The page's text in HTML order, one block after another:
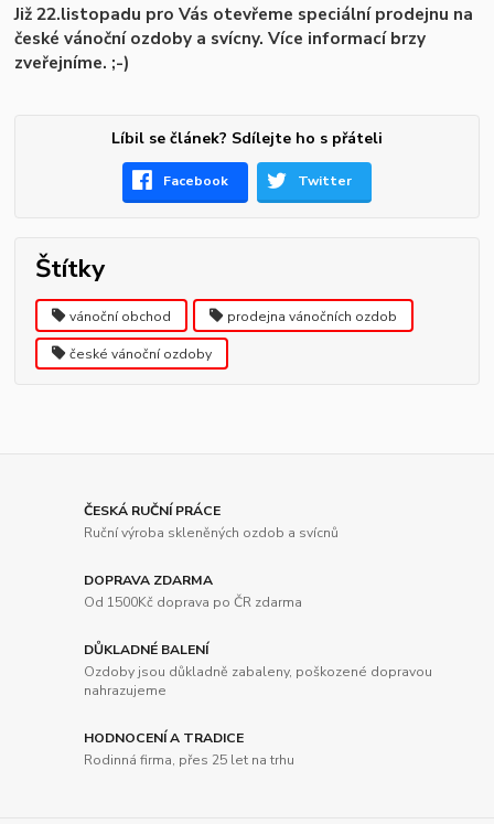
Již 22.listopadu pro Vás otevřeme speciální prodejnu na
české vánoční ozdoby a svícny. Více informací brzy
zveřejníme. ;-)
Líbil se článek? Sdílejte ho s přáteli
Facebook Twitter
Štítky
vánoční obchod prodejna vánočních ozdob
české vánoční ozdoby
ČESKÁ RUČNÍ PRÁCE
Ruční výroba skleněných ozdob a svícnů
DOPRAVA ZDARMA
Od 1500Kč doprava po ČR zdarma
DŮKLADNÉ BALENÍ
Ozdoby jsou důkladně zabaleny, poškozené dopravou
nahrazujeme
HODNOCENÍ A TRADICE
Rodinná firma, přes 25 let na trhu